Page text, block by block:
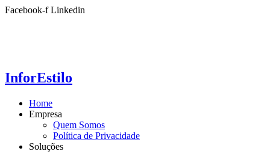
Ir
Facebook-f Linkedin
InforEstilo
Home
Empresa
Quem Somos
Política de Privacidade
Soluções